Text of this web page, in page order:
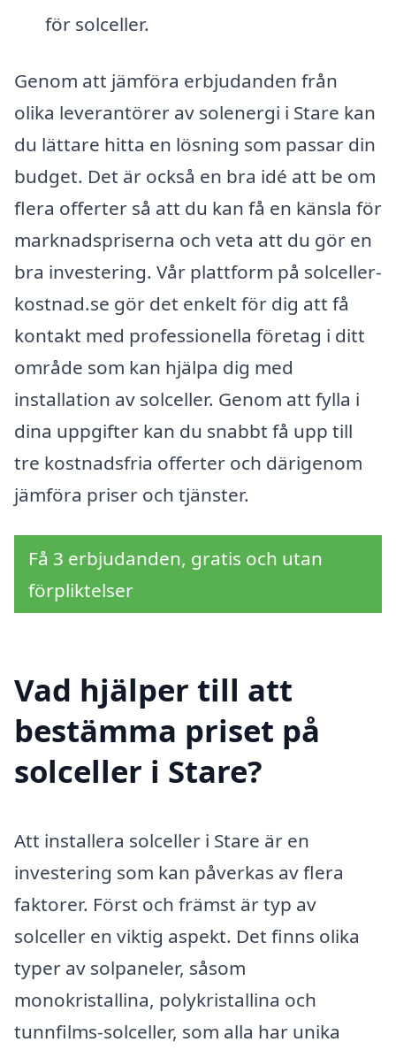
för solceller.
Genom att jämföra erbjudanden från
olika leverantörer av solenergi i Stare kan
du lättare hitta en lösning som passar din
budget. Det är också en bra idé att be om
flera offerter så att du kan få en känsla för
marknadspriserna och veta att du gör en
bra investering. Vår plattform på solceller-
kostnad.se gör det enkelt för dig att få
kontakt med professionella företag i ditt
område som kan hjälpa dig med
installation av solceller. Genom att fylla i
dina uppgifter kan du snabbt få upp till
tre kostnadsfria offerter och därigenom
jämföra priser och tjänster.
Få 3 erbjudanden, gratis och utan
förpliktelser
Vad hjälper till att
bestämma priset på
solceller i Stare?
Att installera solceller i Stare är en
investering som kan påverkas av flera
faktorer. Först och främst är typ av
solceller en viktig aspekt. Det finns olika
typer av solpaneler, såsom
monokristallina, polykristallina och
tunnfilms-solceller, som alla har unika